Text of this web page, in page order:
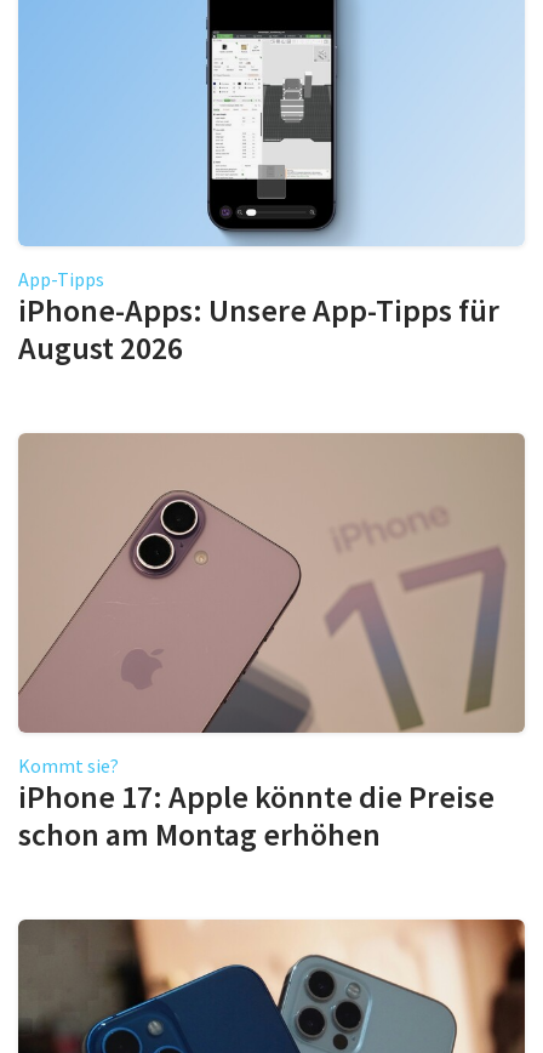
App-Tipps
iPhone-Apps: Unsere App-Tipps für
August 2026
Kommt sie?
iPhone 17: Apple könnte die Preise
schon am Montag erhöhen